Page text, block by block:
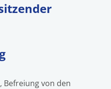
Befreiung von den